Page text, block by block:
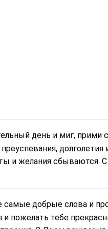
долголетия
и желания сбываются.
пожелать тебе